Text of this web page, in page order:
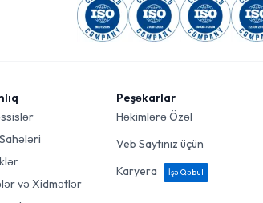
və Xidmətlər
Peşəkarlar
Həkimlərə Özəl
Veb Saytınız üçün
Karyera
İşə Qəbul